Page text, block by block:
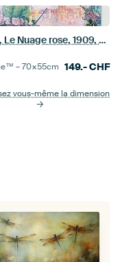
Venise, Le Nuage rose, 1909, Paul Signac
–70×55cm 149.-CHF
vous-même la dimension